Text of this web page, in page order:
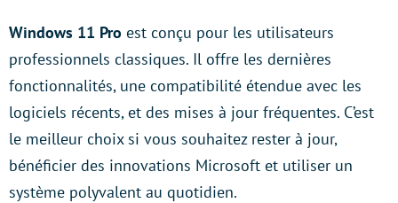
Windows 11 Pro est conçu pour les utilisateurs
professionnels classiques. Il offre les dernières
fonctionnalités, une compatibilité étendue avec les
logiciels récents, et des mises à jour fréquentes. C’est
le meilleur choix si vous souhaitez rester à jour,
bénéficier des innovations Microsoft et utiliser un
système polyvalent au quotidien.